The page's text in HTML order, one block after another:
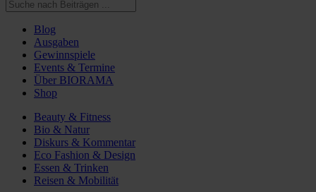
Blog
Ausgaben
Gewinnspiele
Events & Termine
Über BIORAMA
Shop
Beauty & Fitness
Bio & Natur
Diskurs & Kommentar
Eco Fashion & Design
Essen & Trinken
Reisen & Mobilität